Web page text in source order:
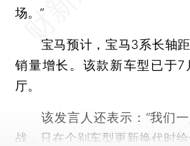
场。”
宝马预计，宝马3系长轴距
销量增长。该款新车型已于7
厅。
该发言人还表示：“我们一
战，只在个别车型更新换代时